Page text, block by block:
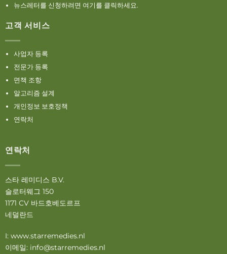
뉴스레터를 신청하려면 여기를 클릭하세요.
고객 서비스
사업자 등록
전문가 등록
면책 조항
알고리즘 설계
개인정보 보호정책
연락처
연락처
스타 레미디스 B.V.
슬로터웨그 150
1171 CV 바드호베도르프
네덜란드
I: www.starremedies.nl
이메일: info@starremedies.nl